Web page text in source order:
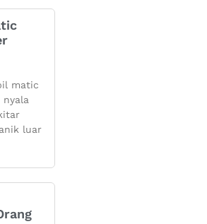
matic
nyala
luar